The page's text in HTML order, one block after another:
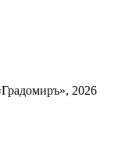
2026